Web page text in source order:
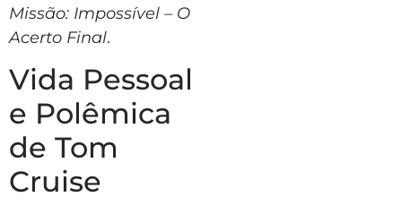
Missão: Impossível – O
Acerto Final.
Vida Pessoal
e Polêmica
de Tom
Cruise